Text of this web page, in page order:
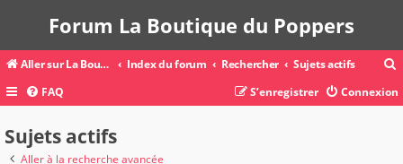
Forum La Boutique du Poppers
Aller sur La Boutique du Poppers Index du forum Rechercher Sujets actifs
c
FAQ Connexion
S’enregistrer
Sujets actifs
Aller à la recherche avancée